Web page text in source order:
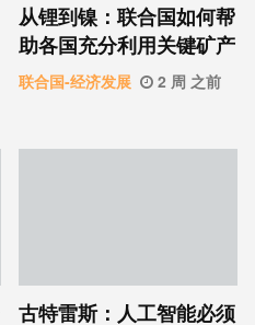
从锂到镍：联合国如何帮
助各国充分利用关键矿产
联合国-经济发展 2 周 之前
古特雷斯：人工智能必须